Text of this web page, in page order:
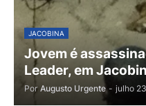
JACOBINA
Jovem é
Leader, em
Por Augusto Urgente - julho